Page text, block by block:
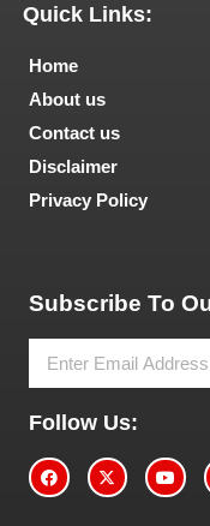
Quick Links:
Home
About us
Contact us
Disclaimer
Privacy Policy
Subscribe To
Follow Us: